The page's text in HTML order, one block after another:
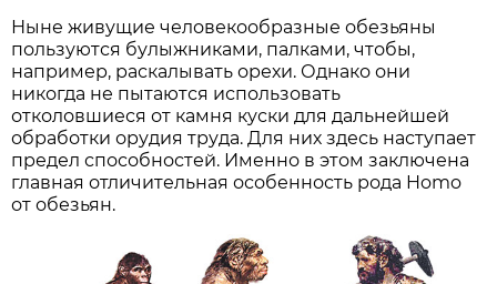
Ныне живущие человекообразные обезьяны
пользуются булыжниками, палками, чтобы,
например, раскалывать орехи. Однако они
никогда не пытаются использовать
отколовшиеся от камня куски для дальнейшей
обработки орудия труда. Для них здесь наступает
предел способностей. Именно в этом заключена
главная отличительная особенность рода Homo
от обезьян.